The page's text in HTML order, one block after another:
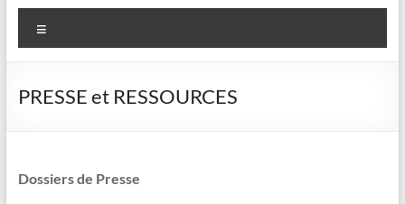
PRESSE et RESSOURCES
Dossiers de Presse